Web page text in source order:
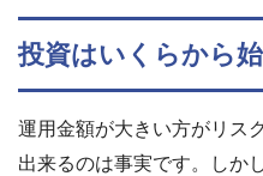
投資はいくらから
運用金額が大きい方がリス
出来るのは事実です。しか